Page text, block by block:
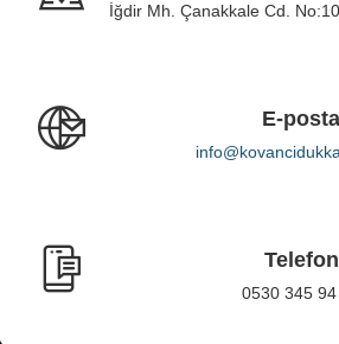
İğdir Mh. Çanakkale Cd.
E-posta
Telefon
0530 345 94